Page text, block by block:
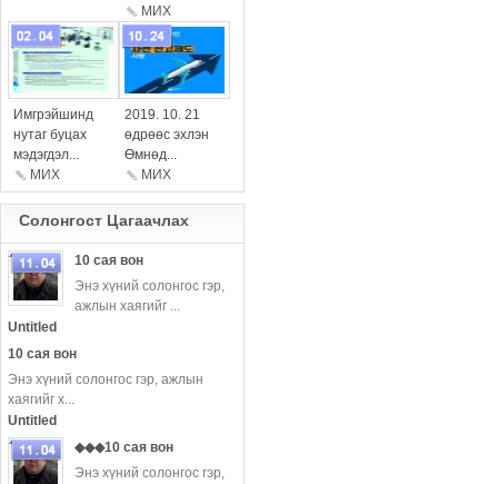
МИX
more
Имгрэйшинд
нутаг буцах
мэдэгдэл...
МИХ
more
2019. 10. 21
өдрөөс эхлэн
Өмнөд...
МИX
Солонгост Цагаачлаx
more
10 сая вон
Энэ хүний ​​солонгос гэр,
ажлын хаягийг ...
Untitled
10 сая вон
Энэ хүний ​​солонгос гэр, ажлын
хаягийг х...
Untitled
◆◆◆10 сая вон
Энэ хүний ​​солонгос гэр,